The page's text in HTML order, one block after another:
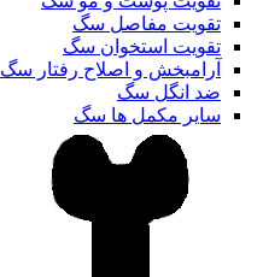
تقویت مفاصل سگ
تقویت استخوان سگ
آرامبخش و اصلاح رفتار سگ
ضد انگل سگ
سایر مکمل ها سگ